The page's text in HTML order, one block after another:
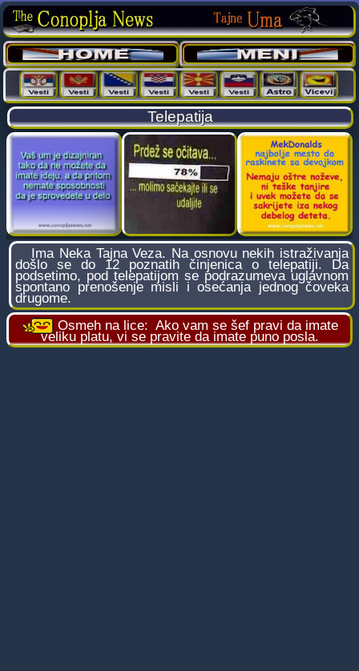
Telepatija
Ima Neka Tajna Veza. Na osnovu nekih istraživanja
došlo se do 12 poznatih činjenica o telepatiji. Da
podsetimo, pod telepatijom se podrazumeva uglavnom
spontano prenošenje misli i osećanja jednog čoveka
drugome.
Osmeh na lice: Ako vam se šef pravi da imate
veliku platu, vi se pravite da imate puno posla.